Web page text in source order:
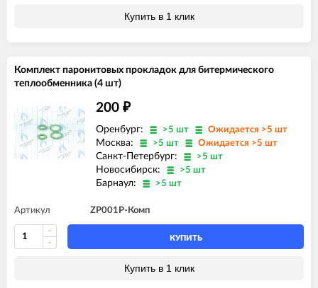
Купить в 1 клик
Комплект паронитовых прокладок для битермического
теплообменника (4 шт)
200 ₽
Оренбург: >5 шт Ожидается >5 шт
Москва: >5 шт Ожидается >5 шт
Санкт-Петербург: >5 шт
Новосибирск: >5 шт
Барнаул: >5 шт
Артикул ZP001P-Комп
КУПИТЬ
Купить в 1 клик